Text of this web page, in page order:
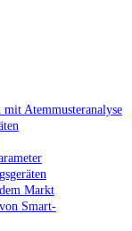
Atemmusteranalyse
Markt
Smart-